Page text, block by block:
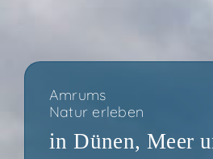
Amrums
Natur erleben
in Dünen, Meer